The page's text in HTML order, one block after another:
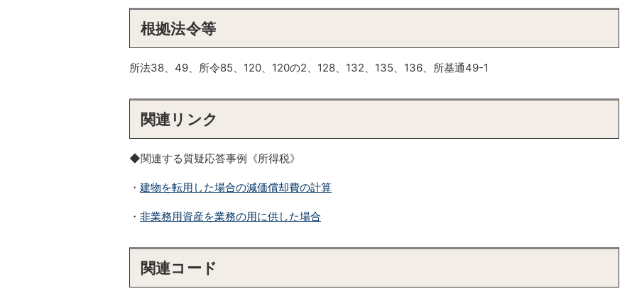
根拠法令等
所法38、49、所令85、120、120の2、128、132、135、136、所基通49-1
関連リンク
◆関連する質疑応答事例《所得税》
・ 建物を転用した場合の減価償却費の計算
・ 非業務用資産を業務の用に供した場合
関連コード